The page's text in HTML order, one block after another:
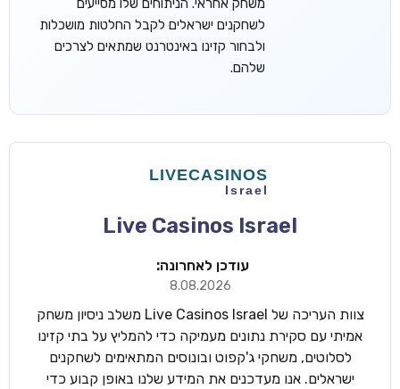
משחק אחראי. הניתוחים שלו מסייעים
לשחקנים ישראלים לקבל החלטות מושכלות
ולבחור קזינו באינטרנט שמתאים לצרכים
שלהם.
Live Casinos Israel
עודכן לאחרונה:
8.08.2026
צוות העריכה של Live Casinos Israel משלב ניסיון משחק
אמיתי עם סקירת נתונים מעמיקה כדי להמליץ על בתי קזינו
לסלוטים, משחקי ג'קפוט ובונוסים המתאימים לשחקנים
ישראלים. אנו מעדכנים את המידע שלנו באופן קבוע כדי